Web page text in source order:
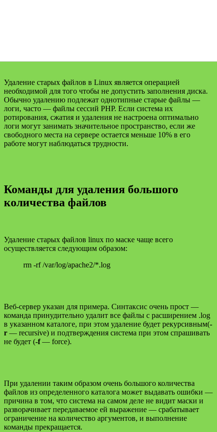
Удаление старых файлов в Linux является операцией
необходимой для того чтобы не допустить заполнения диска.
Обычно удалению подлежат однотипные старые файлы —
логи, часто — файлы сессий РНР. Если система их
ротирования, сжатия и удаления не настроена оптимально
логи могут занимать значительное пространство, если же
свободного места на сервере остается меньше 10% в его
работе могут наблюдаться трудности.
Команды для удаления большого
количества файлов
Удаление старых файлов linux по маске чаще всего
осуществляется следующим образом:
rm -rf /var/log/apache2/*.log
Веб-сервер указан для примера. Синтаксис очень прост —
команда принудительно удалит все файлы с расширением .log
в указанном каталоге, при этом удаление будет рекурсивным(-
r — recursive) и подтверждения система при этом спрашивать
не будет (-f— force).
При удалении таким образом очень большого количества
файлов из определенного каталога может выдавать ошибки —
причина в том, что система на самом деле не видит маски и
разворачивает передаваемое ей выражение — срабатывает
ограничение на количество аргументов, и выполнение
команды прекращается.